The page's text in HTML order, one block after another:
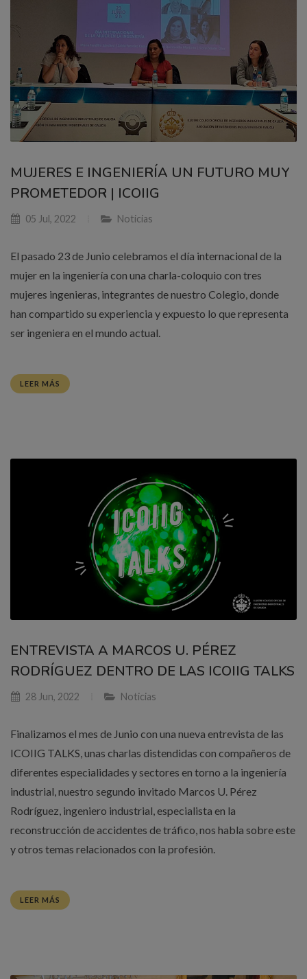
MUJERES E INGENIERÍA UN FUTURO MUY
PROMETEDOR | ICOIIG
05 Jul, 2022 Noticias
El pasado 23 de Junio celebramos el día internacional de la
mujer en la ingeniería con una charla-coloquio con tres
mujeres ingenieras, integrantes de nuestro Colegio, donde
han compartido su experiencia y expuesto lo que representa
ser ingeniera en el mundo actual.
LEER MÁS
ENTREVISTA A MARCOS U. PÉREZ
RODRÍGUEZ DENTRO DE LAS ICOIIG TALKS
28 Jun, 2022 Noticias
Finalizamos el mes de Junio con una nueva entrevista de las
ICOIIG TALKS, unas charlas distendidas con compañeros de
diferentes especialidades y sectores en torno a la ingeniería
industrial, nuestro segundo invitado Marcos U. Pérez
Rodríguez, ingeniero industrial, especialista en la
reconstrucción de accidentes de tráfico, nos habla sobre este
y otros temas relacionados con la profesión.
LEER MÁS